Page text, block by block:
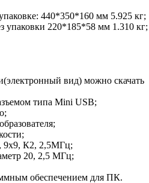
440*350*160 мм 5.925 кг;
упаковки 220*185*58 мм 1.310 кг;
вид) можно скачать
типа Mini USB;
9х9, К2, 2,5МГц;
20, 2,5 МГц;
обеспечением для ПК.